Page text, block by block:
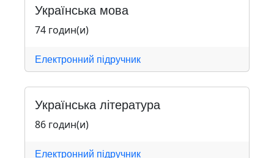
Українська мова
74 годин(и)
Електронний підручник
Українська література
86 годин(и)
Електронний підручник